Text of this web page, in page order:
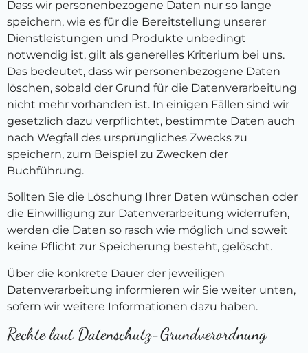
Dass wir personenbezogene Daten nur so lange
speichern, wie es für die Bereitstellung unserer
Dienstleistungen und Produkte unbedingt
notwendig ist, gilt als generelles Kriterium bei uns.
Das bedeutet, dass wir personenbezogene Daten
löschen, sobald der Grund für die Datenverarbeitung
nicht mehr vorhanden ist. In einigen Fällen sind wir
gesetzlich dazu verpflichtet, bestimmte Daten auch
nach Wegfall des ursprüngliches Zwecks zu
speichern, zum Beispiel zu Zwecken der
Buchführung.
Sollten Sie die Löschung Ihrer Daten wünschen oder
die Einwilligung zur Datenverarbeitung widerrufen,
werden die Daten so rasch wie möglich und soweit
keine Pflicht zur Speicherung besteht, gelöscht.
Über die konkrete Dauer der jeweiligen
Datenverarbeitung informieren wir Sie weiter unten,
sofern wir weitere Informationen dazu haben.
Rechte laut Datenschutz-Grundverordnung